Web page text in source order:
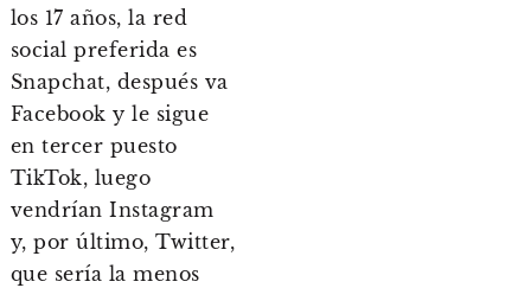
los 17 años, la red
social preferida es
Snapchat, después va
Facebook y le sigue
en tercer puesto
TikTok, luego
vendrían Instagram
y, por último, Twitter,
que sería la menos